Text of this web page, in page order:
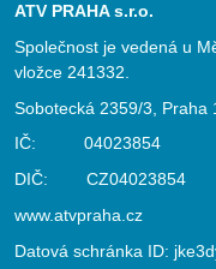
ATV PRAHA s.r.o.
Společnost je vedená u
vložce 241332.
Sobotecká 2359/3, Praha
IČ: 04023854
DIČ: CZ04023854
www.atvpraha.cz
Datová schránka ID: